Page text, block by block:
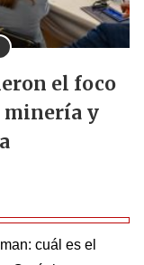
el foco
minería y
cuál es el